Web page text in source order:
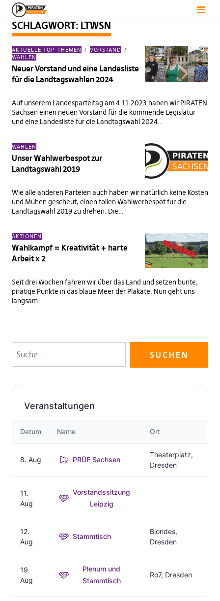
SCHLAGWORT: LTWSN
AKTUELLE TOP-THEMEN
VORSTAND
WAHLEN
Neuer Vorstand und eine Landesliste
für die Landtagswahlen 2024
Auf unserem Landesparteitag am 4.11.2023 haben wir PIRATEN
Sachsen einen neuen Vorstand für die kommende Legislatur
und eine Landesliste für die Landtagswahl 2024…
WAHLEN
Unser Wahlwerbespot zur
Landtagswahl 2019
Wie alle anderen Parteien auch haben wir natürlich keine Kosten
und Mühen gescheut, einen tollen Wahlwerbespot für die
Landtagswahl 2019 zu drehen. Die…
AKTIONEN
Wahlkampf = Kreativität + harte
Arbeit x 2
Seit drei Wochen fahren wir über das Land und setzen bunte,
piratige Punkte in das blaue Meer der Plakate. Nun geht uns
langsam…